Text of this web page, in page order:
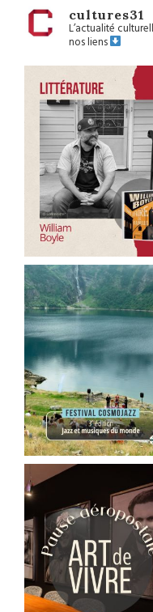
cultures31
L’actualité
nos liens